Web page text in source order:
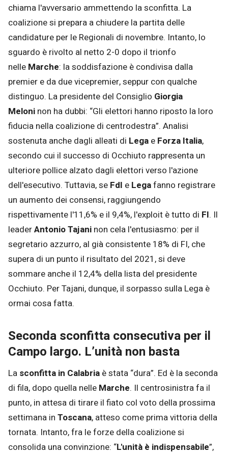
chiama l'avversario ammettendo la sconfitta. La
coalizione si prepara a chiudere la partita delle
candidature per le Regionali di novembre. Intanto, lo
sguardo è rivolto al netto 2-0 dopo il trionfo
nelle Marche: la soddisfazione è condivisa dalla
premier e da due vicepremier, seppur con qualche
distinguo. La presidente del Consiglio Giorgia
Meloni non ha dubbi: “Gli elettori hanno riposto la loro
fiducia nella coalizione di centrodestra”. Analisi
sostenuta anche dagli alleati di Lega e Forza Italia,
secondo cui il successo di Occhiuto rappresenta un
ulteriore pollice alzato dagli elettori verso l'azione
dell'esecutivo. Tuttavia, se FdI e Legafanno registrare
un aumento dei consensi, raggiungendo
rispettivamente l'11,6% e il 9,4%, l'exploit è tutto di FI. Il
leaderAntonio Tajani non cela l'entusiasmo: per il
segretario azzurro, al già consistente 18% di FI, che
supera di un punto il risultato del 2021, si deve
sommare anche il 12,4% della lista del presidente
Occhiuto. Per Tajani, dunque, il sorpasso sulla Lega è
ormai cosa fatta.
Seconda sconfitta consecutiva per il
Campo largo. L’unità non basta
La sconfitta in Calabria è stata “dura”. Ed è la seconda
di fila, dopo quella nelle Marche. Il centrosinistra fa il
punto, in attesa di tirare il fiato col voto della prossima
settimana in Toscana, atteso come prima vittoria della
tornata. Intanto, fra le forze della coalizione si
consolida una convinzione: “L'unità è indispensabile”,